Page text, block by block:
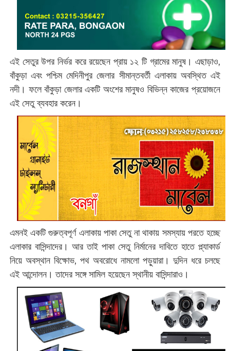
এই সেতুর উপর নির্ভর করে রয়েছেন প্রায় ১২ টি গ্রামের মানুষ। এছাড়াও,
বাঁকুড়া এবং পশ্চিম মেদিনীপুর জেলার সীমান্তবর্তী এলাকায় অবস্থিত এই
নদী। ফলে বাঁকুড়া জেলার একটি অংশের মানুষও বিভিন্ন কাজের প্রয়োজনে
এই সেতু ব্যবহার করেন।
এমনই একটি গুরুত্বপূর্ণ এলাকায় পাকা সেতু না থাকায় সমস্যায় পরতে হচ্ছে
এলাকার বাসিন্দাদের। আর তাই পাকা সেতু নির্মানের দাবিতে হাতে প্ল্যাকার্ড
নিয়ে অবস্থান বিক্ষোভ, পথ অবরোধে নামলো পড়ুয়ারা। দুদিন ধরে চলছে
এই আন্দোলন। তাদের সঙ্গে সামিল হয়েছেন স্থানীয় বাসিন্দারাও।